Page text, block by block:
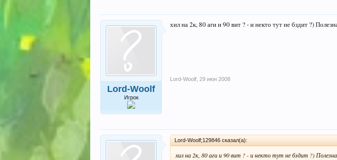
Lord-Woolf
Игрок
хил на 2к, 80 аги и 90 вит ? - и некто тут не бздит ?)
Lord-Woolf 29 июн 2008
Lord-Woolf;129846 сказал(а):
хил на 2к, 80 аги и 90 вит ? - и некто тут не бздит ?)